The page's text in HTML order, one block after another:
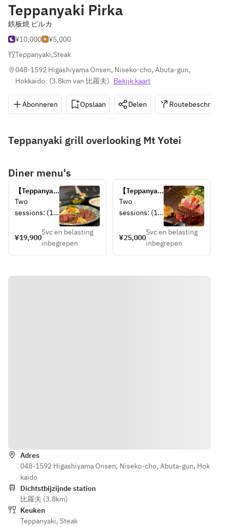
Teppanyaki Pirka
鉄板焼 ピルカ
¥10,000
¥5,000
Teppanyaki,Steak
048-1592 Higashiyama Onsen, Niseko-cho, Abuta-gun,
Hokkaido (3.8km van 比羅夫) Bekijk kaart
Abonneren Opslaan Delen Routebeschrijving
Teppanyaki grill overlooking Mt Yotei
Diner menu's
【Teppanyaki
Dinner】
Niseko Farm
Two
sessions: (1)
(2) 19:30-
¥19,900
Svc en belasting
inbegrepen
【Teppanyaki
Dinner】
Hokkaido
Two
sessions: (1)
(2) 19:30-
¥25,000
Svc en belasting
inbegrepen
Adres
048-1592 Higashiyama Onsen, Niseko-cho, Abuta-gun, Hok
kaido
Dichtstbijzijnde station
比羅夫 (3.8km)
Keuken
Teppanyaki, Steak